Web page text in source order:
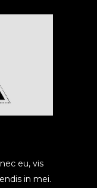
eu, vis
in mei.